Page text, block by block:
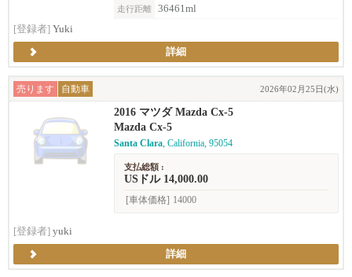
走行距離
36461ml
[登録者] Yuki
詳細
売ります 自動車 2026年02月25日(水)
2016 マツダ Mazda Cx-5
Mazda Cx-5
Santa Clara, California, 95054
支払総額 :
USドル 14,000.00
[車体価格] 14000
[登録者] yuki
詳細